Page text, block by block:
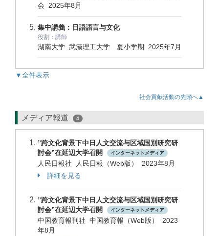
会 2025年8月
集中講義：日語語言与文化
役割： 講師
湖南大学 武漢理工大学 夏小学期 2025年7月
▼全件表示
社会貢献活動の先頭へ▲
メディア報道 4
”跨文化背景下中日人文交流与区域国別研究研
討会”在延辺大学召開
インターネットメディア
人民日報社 人民日報（Web版） 2023年8月
詳細を見る
”跨文化背景下中日人文交流与区域国別研究研
討会”在延辺大学召開
インターネットメディア
中国教育報刊社 中国教育報（Web版） 2023
年8月